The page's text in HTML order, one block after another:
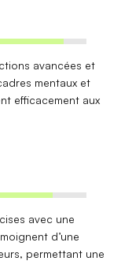
avancées et
mentaux et
efficacement aux
avec une
d’une
permettant une